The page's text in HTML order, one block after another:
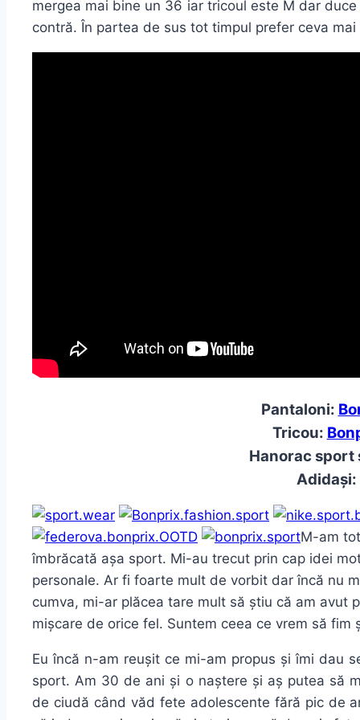
mergea mai bine un 36 iar tricoul este M dar
contră. În partea de sus tot timpul prefer ceva mai
Pantaloni:
Tricou:
Hanorac
Adidași:
M-am
îmbrăcată așa sport. Mi-au trecut prin cap idei
personale. Ar fi foarte mult de vorbit dar încă nu
cumva, mi-ar plăcea tare mult să știu că am avut
mișcare de orice fel. Suntem ceea ce vrem să
Eu încă n-am reușit ce mi-am propus și îmi dau
sport. Am 30 de ani și o naștere și aș putea să
de ciudă când văd fete adolescente fără pic de